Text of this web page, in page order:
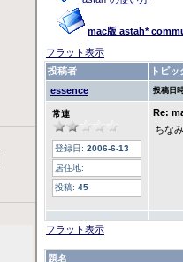
mac版 astah*
フラット表示
投稿者
トピッ
essence
投稿日
常連
登録日: 2006-6-13
居住地:
投稿: 45
Re:
ちな
フラット表示
題名